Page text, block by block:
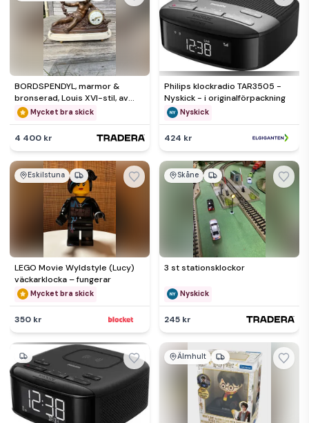
BORDSPENDYL, marmor &
bronserad, Louis XVI-stil, av
Francois Moreau, Frankrike
Mycket bra skick
4 400 kr
Philips klockradio TAR3505 -
Nyskick - i originalförpackning
Nyskick
424 kr
Eskilstuna
LEGO Movie Wyldstyle (Lucy)
väckarklocka – fungerar
Mycket bra skick
350 kr
Skåne
3 st stationsklockor
Nyskick
245 kr
Älmhult